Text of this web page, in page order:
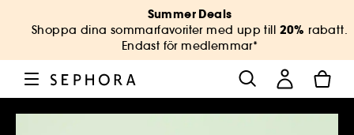
Summer Deals
Shoppa dina sommarfavoriter med upp till 20% rabatt.
Endast för medlemmar*